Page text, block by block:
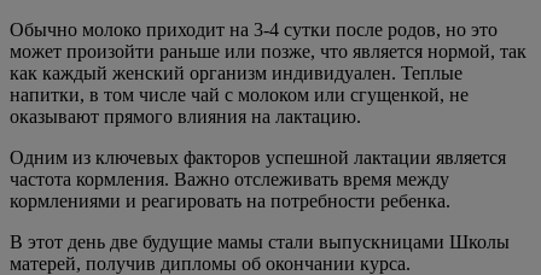
Обычно молоко приходит на 3-4 сутки после родов, но это
может произойти раньше или позже, что является нормой, так
как каждый женский организм индивидуален. Теплые
напитки, в том числе чай с молоком или сгущенкой, не
оказывают прямого влияния на лактацию.
Одним из ключевых факторов успешной лактации является
частота кормления. Важно отслеживать время между
кормлениями и реагировать на потребности ребенка.
В этот день две будущие мамы стали выпускницами Школы
матерей, получив дипломы об окончании курса.